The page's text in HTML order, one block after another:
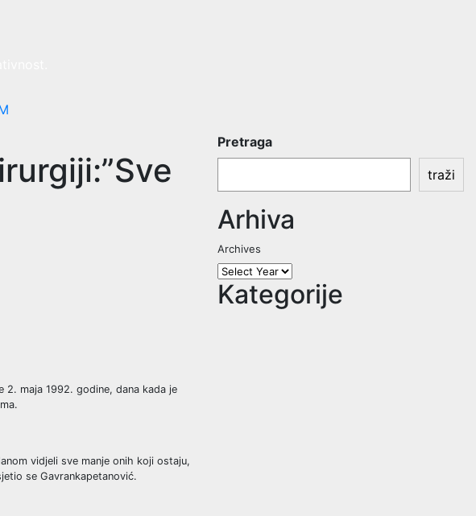
2. maja 1992. godine, dana kada je
vidjeli sve manje onih koji ostaju,
se Gavrankapetanović.
Pretraga
traži
Arhiva
Archives
Kategorije